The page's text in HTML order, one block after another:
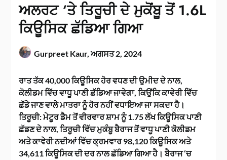
ਅਲਰਟ ‘ਤੇ ਤਿਰੂਚੀ ਦੇ ਮੁਕੋਂਬੂ ਤੋਂ 1.6L
ਕਿਊਸਿਕ ਛੱਡਿਆ ਗਿਆ
Gurpreet Kaur,ਅਗਸਤ 2, 2024
ਰਾਤ ਤੱਕ 40,000 ਕਿਊਸਿਕ ਹੋਰ ਵਧਣ ਦੀ ਉਮੀਦ ਦੇ ਨਾਲ,
ਕੋਲੀਡਮ ਵਿੱਚ ਵਾਧੂ ਪਾਣੀ ਛੱਡਿਆ ਜਾਵੇਗਾ, ਕਿਉਂਕਿ ਕਾਵੇਰੀ ਵਿੱਚ
ਛੱਡੇ ਜਾਣ ਵਾਲੇ ਮਾਤਰਾ ਨੂੰ ਹੋਰ ਨਹੀਂ ਵਧਾਇਆ ਜਾ ਸਕਦਾ ਹੈ।
ਤਿਰੂਚੀ: ਮੇਟੂਰ ਡੈਮ ਤੋਂ ਵੀਰਵਾਰ ਸ਼ਾਮ ਨੂੰ 1.75 ਲੱਖ ਕਿਊਸਿਕ ਪਾਣੀ
ਛੱਡਣ ਦੇ ਨਾਲ, ਤਿਰੂਚੀ ਵਿੱਚ ਮੁਕੰਬੂ ਬੈਰਾਜ ਤੋਂ ਵਾਧੂ ਪਾਣੀ ਕੋਲੀਡਮ
ਅਤੇ ਕਾਵੇਰੀ ਨਦੀਆਂ ਵਿੱਚ ਕ੍ਰਮਵਾਰ 98,120 ਕਿਊਸਿਕ ਅਤੇ
34,611 ਕਿਊਸਿਕ ਦੀ ਦਰ ਨਾਲ ਛੱਡਿਆ ਗਿਆ ਹੈ। ਬੈਰਾਜ ‘ਚ